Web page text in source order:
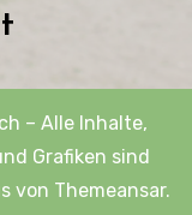
– Alle Inhalte,
Grafiken sind
von Themeansar.